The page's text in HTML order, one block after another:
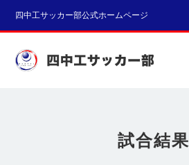
四中工サッカー部公式ホームページ
試合結果